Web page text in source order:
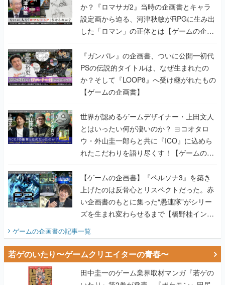
か？『ロマサガ2』当時の企画書とキャラ
設定画から迫る、河津秋敏がRPGに生み出
した「ロマン」の正体とは【ゲームの企画
書】
『ガンパレ』の企画書、ついに公開━初代
PSの伝説的タイトルは、なぜ生まれたの
か？そして『LOOP8』へ受け継がれたもの
【ゲームの企画書】
世界が認めるゲームデザイナー・上田文人
とはいったい何が凄いのか？ ヨコオタロ
ウ・外山圭一郎らと共に『ICO』に込めら
れたこだわりを語り尽くす！【ゲームの企
画書】
【ゲームの企画書】『ペルソナ3』を築き
上げたのは反骨心とリスペクトだった。赤
い企画書のもとに集った“愚連隊”がシリー
ズを生まれ変わらせるまで【橋野桂インタ
ゲームの企画書の記事一覧
若ゲのいたり〜ゲームクリエイターの青春〜
田中圭一のゲーム業界取材マンガ『若ゲの